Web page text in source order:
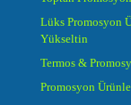
Lüks Promosyon
Yükseltin
Termos &
Promosyon